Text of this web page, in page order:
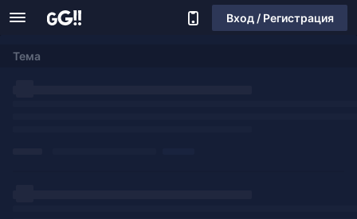
Вход / Регистрация
Тема